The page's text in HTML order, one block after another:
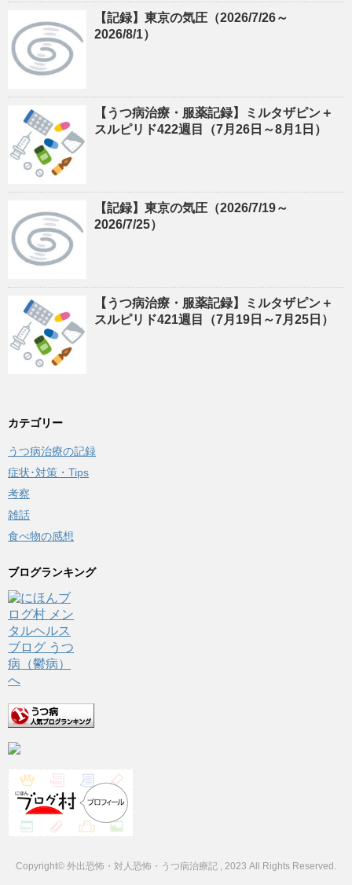
【記録】東京の気圧（2026/7/26～
2026/8/1）
【うつ病治療・服薬記録】ミルタザピン＋
スルピリド422週目（7月26日～8月1日）
【記録】東京の気圧（2026/7/19～
2026/7/25）
【うつ病治療・服薬記録】ミルタザピン＋
スルピリド421週目（7月19日～7月25日）
カテゴリー
うつ病治療の記録
症状･対策・Tips
考察
雑話
食べ物の感想
ブログランキング
Copyright© 外出恐怖・対人恐怖・うつ病治療記 , 2023 All Rights Reserved.